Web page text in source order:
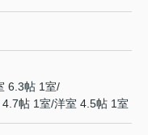
6.3帖 1室/
帖 1室/洋室 4.5帖 1室